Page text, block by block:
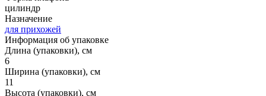
цилиндр
Назначение
для прихожей
Информация об упаковке
Длина (упаковки), см
6
Ширина (упаковки), см
11
Высота (упаковки), см